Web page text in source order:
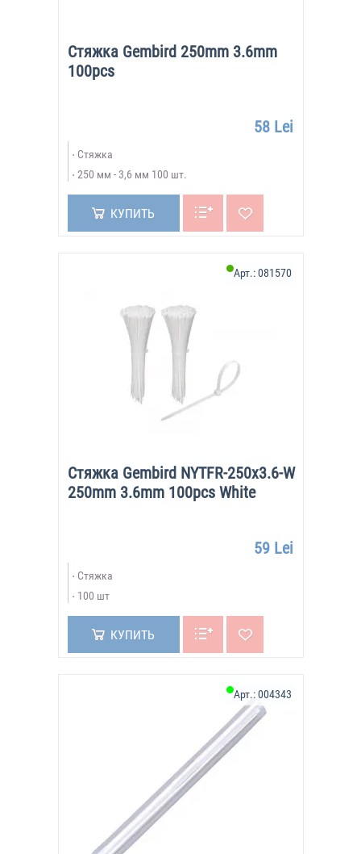
Стяжка Gembird 250mm 3.6mm
100pcs
58 Lei
Стяжка
250 мм - 3,6 мм 100 шт.
КУПИТЬ
Стяжка Gembird NYTFR-250x3.6-W
250mm 3.6mm 100pcs White
Арт.:081570
59 Lei
Стяжка
100 шт
КУПИТЬ
Арт.:004343